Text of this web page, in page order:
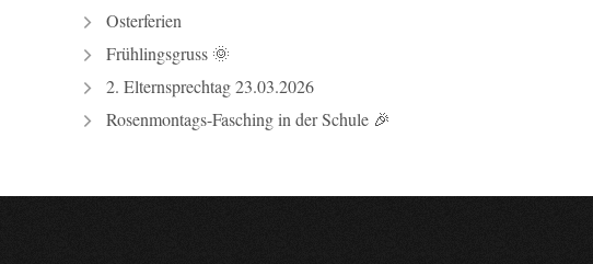
Osterferien
Frühlingsgruss 🌞
2. Elternsprechtag 23.03.2026
Rosenmontags-Fasching in der Schule 🎉